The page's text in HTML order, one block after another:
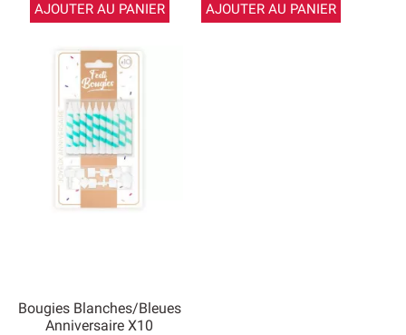
AJOUTER AU PANIER AJOUTER AU PANIER
Bougies Blanches/Bleues
Anniversaire X10